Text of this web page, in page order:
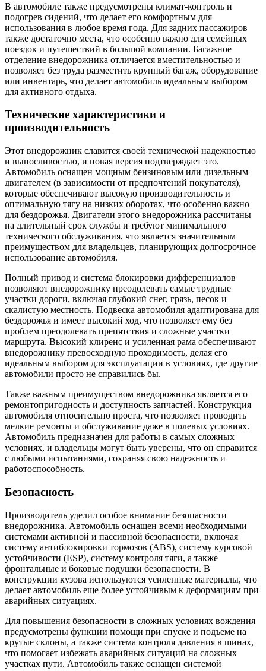
В автомобиле также предусмотрены климат-контроль и
подогрев сидений, что делает его комфортным для
использования в любое время года. Для задних пассажиров
также достаточно места, что особенно важно для семейных
поездок и путешествий в большой компании. Багажное
отделение внедорожника отличается вместительностью и
позволяет без труда разместить крупный багаж, оборудование
или инвентарь, что делает автомобиль идеальным выбором
для активного отдыха.
Технические характеристики и
производительность
Этот внедорожник славится своей технической надежностью
и выносливостью, и новая версия подтверждает это.
Автомобиль оснащен мощным бензиновым или дизельным
двигателем (в зависимости от предпочтений покупателя),
которые обеспечивают высокую производительность и
оптимальную тягу на низких оборотах, что особенно важно
для бездорожья. Двигатели этого внедорожника рассчитаны
на длительный срок службы и требуют минимального
технического обслуживания, что является значительным
преимуществом для владельцев, планирующих долгосрочное
использование автомобиля.
Полный привод и система блокировки дифференциалов
позволяют внедорожнику преодолевать самые трудные
участки дороги, включая глубокий снег, грязь, песок и
скалистую местность. Подвеска автомобиля адаптирована для
бездорожья и имеет высокий ход, что позволяет ему без
проблем преодолевать препятствия и сложные участки
маршрута. Высокий клиренс и усиленная рама обеспечивают
внедорожнику превосходную проходимость, делая его
идеальным выбором для эксплуатации в условиях, где другие
автомобили просто не справились бы.
Также важным преимуществом внедорожника является его
ремонтопригодность и доступность запчастей. Конструкция
автомобиля относительно проста, что позволяет проводить
мелкие ремонты и обслуживание даже в полевых условиях.
Автомобиль предназначен для работы в самых сложных
условиях, и владельцы могут быть уверены, что он справится
с любыми испытаниями, сохраняя свою надежность и
работоспособность.
Безопасность
Производитель уделил особое внимание безопасности
внедорожника. Автомобиль оснащен всеми необходимыми
системами активной и пассивной безопасности, включая
систему антиблокировки тормозов (ABS), систему курсовой
устойчивости (ESP), систему контроля тяги, а также
фронтальные и боковые подушки безопасности. В
конструкции кузова используются усиленные материалы, что
делает автомобиль еще более устойчивым к деформациям при
аварийных ситуациях.
Для повышения безопасности в сложных условиях вождения
предусмотрены функции помощи при спуске и подъеме на
крутые склоны, а также система контроля давления в шинах,
что помогает избежать аварийных ситуаций на сложных
участках пути. Автомобиль также оснащен системой